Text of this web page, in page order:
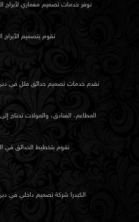
نوفر خدمات تصميم معماري لأبراج
نقوم بتصميم الأبراج
نقدم خدماتتصميم حدائق فلل في
المطاعم، الفنادق، والمولات
نقوم بتخطيط الحدائق في
الكيدرا شركة تصميم داخلي في